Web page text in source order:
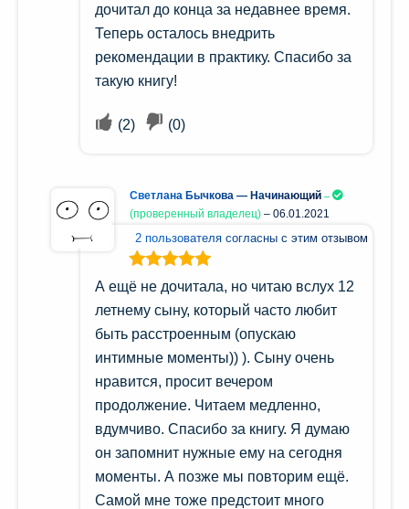
дочитал до конца за недавнее время.
Теперь осталось внедрить
рекомендации в практику. Спасибо за
такую книгу!
(2) (0)
Светлана Бычкова — Начинающий
(проверенный владелец) – 06.01.2021
2 пользователя согласны с этим отзывом
Оценка5из
5
А ещё не дочитала, но читаю вслух 12
летнему сыну, который часто любит
быть расстроенным (опускаю
интимные моменты)) ). Сыну очень
нравится, просит вечером
продолжение. Читаем медленно,
вдумчиво. Спасибо за книгу. Я думаю
он запомнит нужные ему на сегодня
моменты. А позже мы повторим ещё.
Самой мне тоже предстоит много